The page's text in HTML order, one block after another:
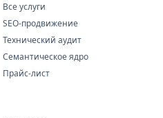
Все услуги
SEO-продвижение
Технический аудит
Семантическое ядро
Прайс-лист